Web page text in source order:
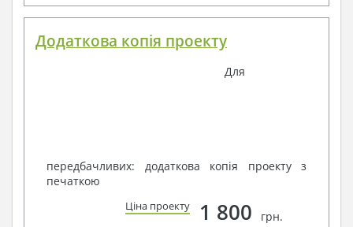
Додаткова копія проекту
Для
передбачливих: додаткова копія проекту з
печаткою
Ціна проекту 1 800 грн.